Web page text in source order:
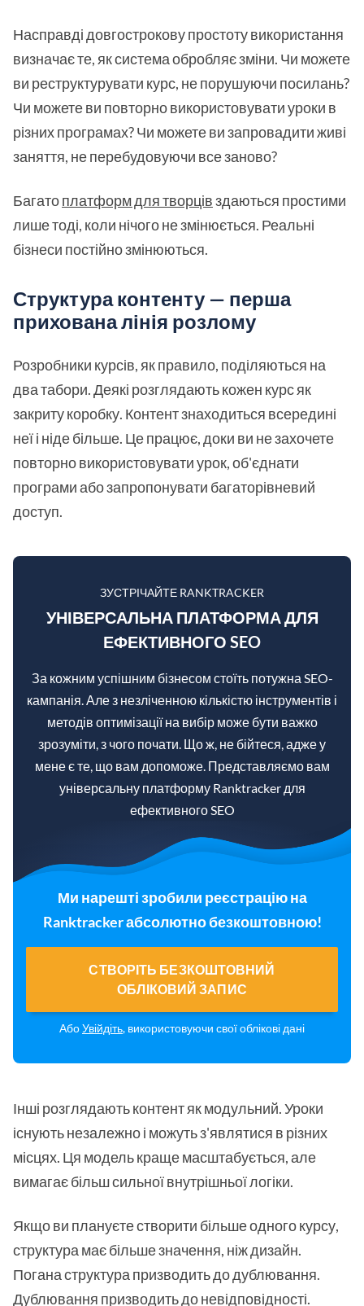
Насправді довгострокову простоту використання
визначає те, як система обробляє зміни. Чи можете
ви реструктурувати курс, не порушуючи посилань?
Чи можете ви повторно використовувати уроки в
різних програмах? Чи можете ви запровадити живі
заняття, не перебудовуючи все заново?
Багатоплатформ для творцівздаються простими
лише тоді, коли нічого не змінюється. Реальні
бізнеси постійно змінюються.
Структура контенту — перша
прихована лінія розлому
Розробники курсів, як правило, поділяються на
два табори. Деякі розглядають кожен курс як
закриту коробку. Контент знаходиться всередині
неї і ніде більше. Це працює, доки ви не захочете
повторно використовувати урок, об'єднати
програми або запропонувати багаторівневий
доступ.
ЗУСТРІЧАЙТЕ RANKTRACKER
УНІВЕРСАЛЬНА ПЛАТФОРМА ДЛЯ
ЕФЕКТИВНОГО SEO
За кожним успішним бізнесом стоїть потужна SEO-
кампанія. Але з незліченною кількістю інструментів і
методів оптимізації на вибір може бути важко
зрозуміти, з чого почати. Що ж, не бійтеся, адже у
мене є те, що вам допоможе. Представляємо вам
універсальну платформу Ranktracker для
ефективного SEO
Ми нарешті зробили реєстрацію на
Ranktracker абсолютно безкоштовною!
СТВОРІТЬ БЕЗКОШТОВНИЙ
ОБЛІКОВИЙ ЗАПИС
АбоУвійдіть, використовуючи свої облікові дані
Інші розглядають контент як модульний. Уроки
існують незалежно і можуть з'являтися в різних
місцях. Ця модель краще масштабується, але
вимагає більш сильної внутрішньої логіки.
Якщо ви плануєте створити більше одного курсу,
структура має більше значення, ніж дизайн.
Погана структура призводить до дублювання.
Дублювання призводить до невідповідності.